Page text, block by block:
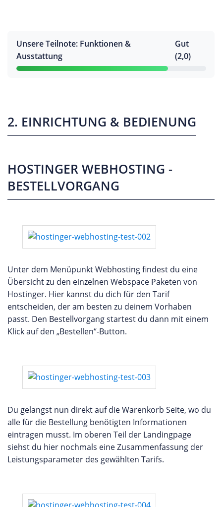
Unsere Teilnote: Funktionen &
Ausstattung
Gut
(2,0)
2. EINRICHTUNG & BEDIENUNG
HOSTINGER WEBHOSTING -
BESTELLVORGANG
Unter dem Menüpunkt Webhosting findest du eine
Übersicht zu den einzelnen Webspace Paketen von
Hostinger. Hier kannst du dich für den Tarif
entscheiden, der am besten zu deinem Vorhaben
passt. Den Bestellvorgang startest du dann mit einem
Klick auf den „Bestellen“-Button.
Du gelangst nun direkt auf die Warenkorb Seite, wo du
alle für die Bestellung benötigten Informationen
eintragen musst. Im oberen Teil der Landingpage
siehst du hier nochmals eine Zusammenfassung der
Leistungsparameter des gewählten Tarifs.